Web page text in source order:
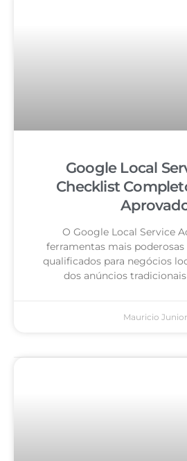
Google Local
Checklist
O Google Local Service
ferramentas mais poderosas
qualificados para negócios
dos anúncios
Mauricio Junior